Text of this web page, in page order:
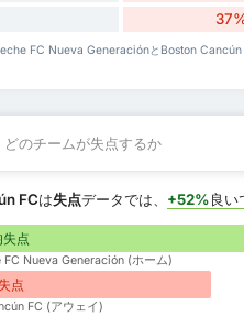
FC Nueva GeneraciónとBoston Cancún
どのチームが失点するか
FCは失点データでは、 +52%良い
点
FC Nueva Generación (ホーム)
点
FC (アウェイ)